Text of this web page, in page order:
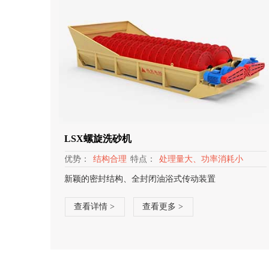
LSX螺旋洗砂机
优势： 结构合理 特点： 处理量大、功率消耗小
新颖的密封结构、全封闭油浴式传动装置
查看详情 > 查看更多 >